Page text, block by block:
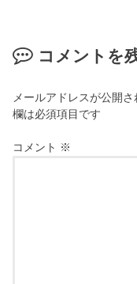
コメントを
メールアドレスが公開
欄は必須項目です
コメント ※